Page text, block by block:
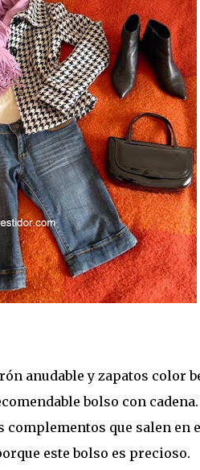
anudable y zapatos color
bolso con
complementos que salen en
este bolso es precioso.